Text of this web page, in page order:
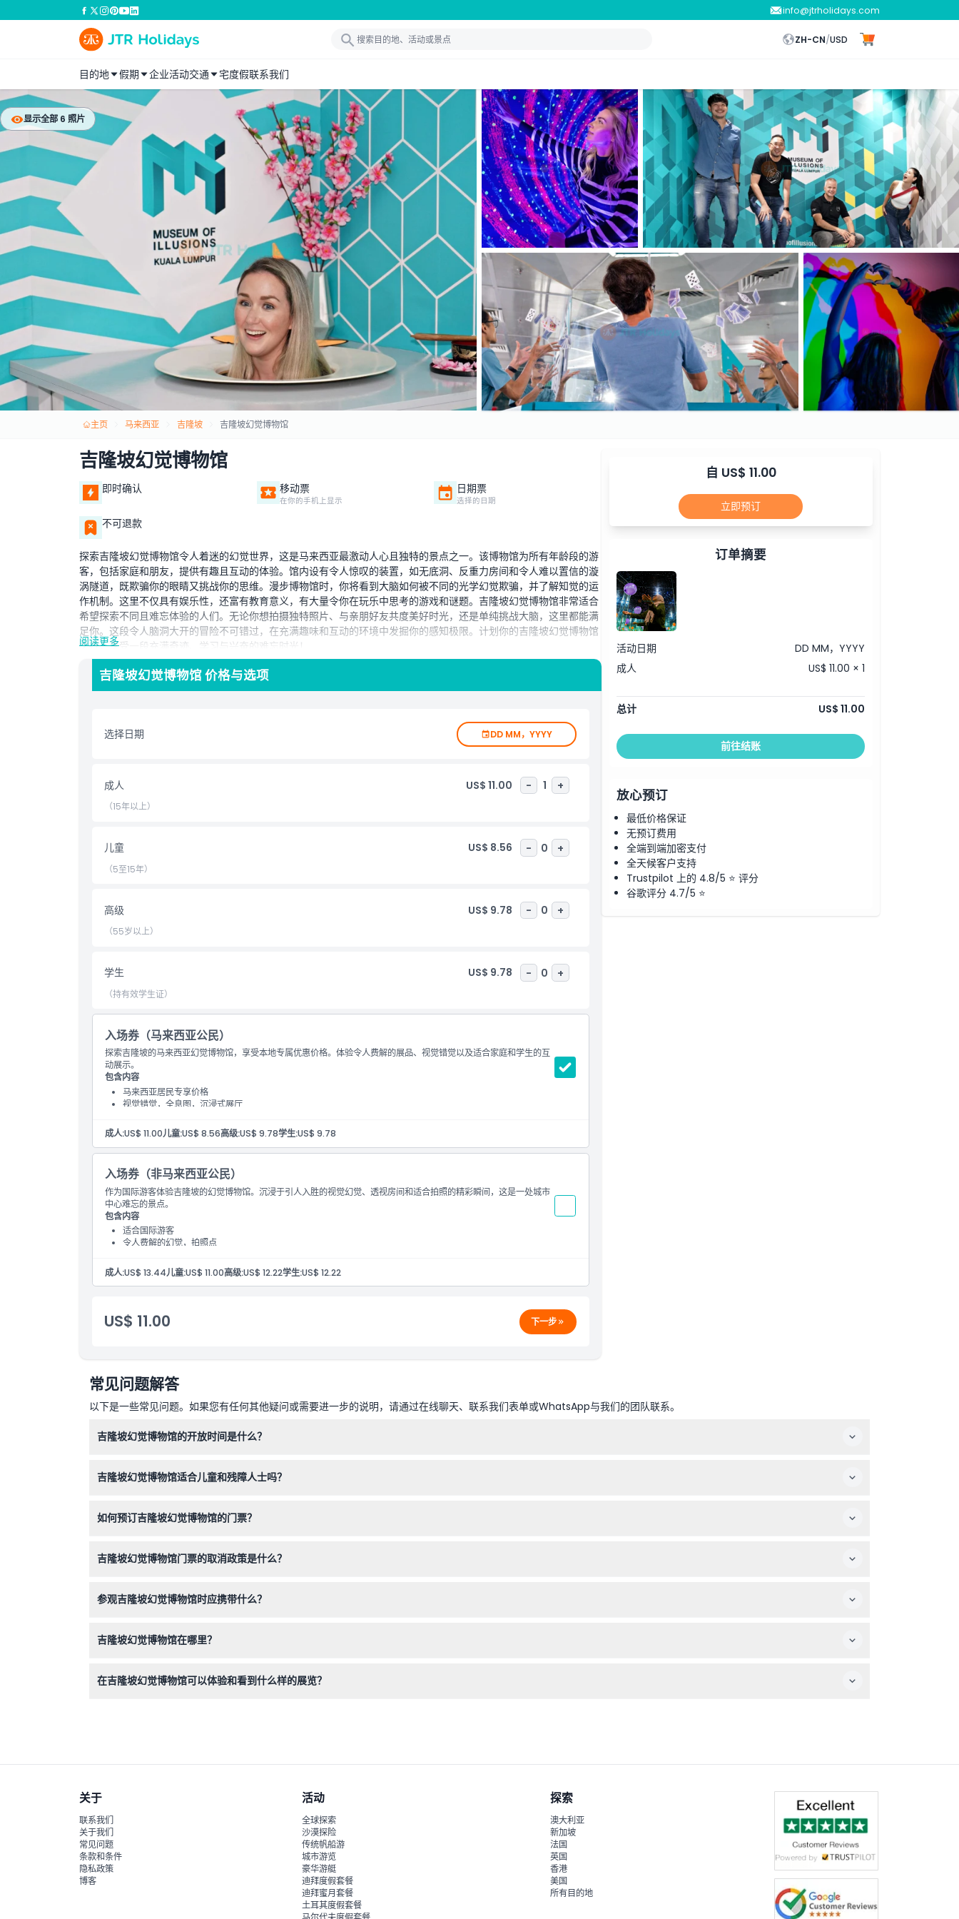
info@jtrholidays.com
ZH-CN/USD
目的地 假期 企业活动交通 宅度假联系我们
显示全部 6 照片
主页 马来西亚 吉隆坡 吉隆坡幻觉博物馆
吉隆坡幻觉博物馆
即时确认 移动票
在你的手机上显示
日期票
选择的日期
不可退款
探索吉隆坡幻觉博物馆令人着迷的幻觉世界，这是马来西亚最激动人心且独特的景点之一。该博物馆为所有年龄段的游
客，包括家庭和朋友，提供有趣且互动的体验。馆内设有令人惊叹的装置，如无底洞、反重力房间和令人难以置信的漩
涡隧道，既欺骗你的眼睛又挑战你的思维。漫步博物馆时，你将看到大脑如何被不同的光学幻觉欺骗，并了解知觉的运
作机制。这里不仅具有娱乐性，还富有教育意义，有大量令你在玩乐中思考的游戏和谜题。吉隆坡幻觉博物馆非常适合
希望探索不同且难忘体验的人们。无论你想拍摄独特照片、与亲朋好友共度美好时光，还是单纯挑战大脑，这里都能满
足你。这段令人脑洞大开的冒险不可错过，在充满趣味和互动的环境中发掘你的感知极限。计划你的吉隆坡幻觉博物馆
之行，享受一段充满奇迹、学习与兴奋的难忘时光！
亮点
包含项
营业时间
如何到达那里
如何兑换
取消政策
阅读更多
吉隆坡幻觉博物馆 价格与选项
选择日期 DD MM，YYYY
成人 US$ 11.00 - 1 +
（15年以上）
儿童 US$ 8.56 - 0 +
（5至15年）
高级 US$ 9.78 - 0 +
（55岁以上）
学生 US$ 9.78 - 0 +
（持有效学生证）
入场券（马来西亚公民）
探索吉隆坡的马来西亚幻觉博物馆，享受本地专属优惠价格。体验令人费解的展品、视觉错觉以及适合家庭和学生的互
动展示。
包含内容
马来西亚居民专享价格
视觉错觉，全息图，沉浸式展厅
成人:US$ 11.00儿童:US$ 8.56高级:US$ 9.78学生:US$ 9.78
入场券（非马来西亚公民）
作为国际游客体验吉隆坡的幻觉博物馆。沉浸于引人入胜的视觉幻觉、透视房间和适合拍照的精彩瞬间，这是一处城市
中心难忘的景点。
包含内容
适合国际游客
令人费解的幻觉，拍照点
成人:US$ 13.44儿童:US$ 11.00高级:US$ 12.22学生:US$ 12.22
US$ 11.00 下一步
自 US$ 11.00
立即预订
订单摘要
活动日期
DD MM，YYYY
成人
US$ 11.00 × 1
总计 US$ 11.00
前往结账
放心预订
最低价格保证
无预订费用
全端到端加密支付
全天候客户支持
Trustpilot 上的 4.8/5 ⭐ 评分
谷歌评分 4.7/5 ⭐
常见问题解答
以下是一些常见问题。如果您有任何其他疑问或需要进一步的说明，请通过在线聊天、联系我们表单或WhatsApp与我们的团队联系。
吉隆坡幻觉博物馆的开放时间是什么？
吉隆坡幻觉博物馆适合儿童和残障人士吗？
如何预订吉隆坡幻觉博物馆的门票？
吉隆坡幻觉博物馆门票的取消政策是什么？
参观吉隆坡幻觉博物馆时应携带什么？
吉隆坡幻觉博物馆在哪里？
在吉隆坡幻觉博物馆可以体验和看到什么样的展览？
关于
联系我们
关于我们
常见问题
条款和条件
隐私政策
博客
活动
全球探索
沙漠探险
传统帆船游
城市游览
豪华游艇
迪拜度假套餐
迪拜蜜月套餐
土耳其度假套餐
探索
澳大利亚
新加坡
法国
英国
香港
美国
所有目的地